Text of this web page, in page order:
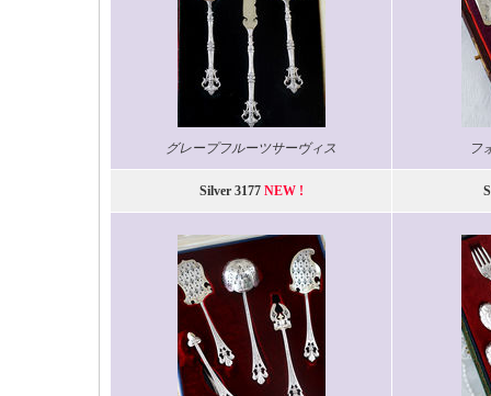
グレープフルーツサーヴィス フ
Silver 3177 NEW !